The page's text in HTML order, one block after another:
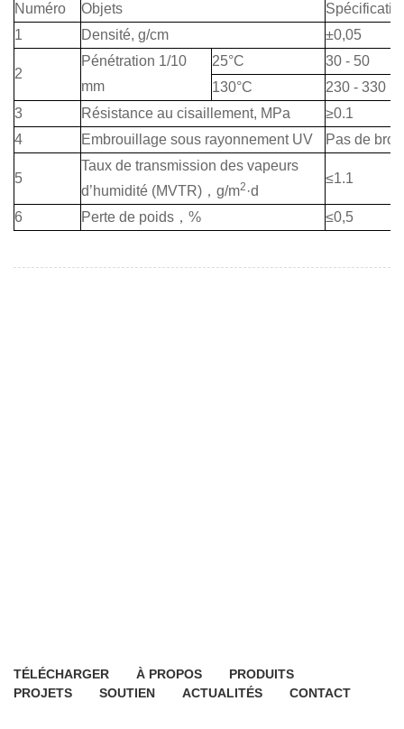
Numéro Objets
1
Densité, g/cm ±0,05
2
Pénétration 1/10
mm
25°C
30 - 50
130°C
230 - 330
3
Résistance au cisaillement, MPa
≥0.1
4
Embrouillage sous rayonnement UV Pas de
5
Taux de transmission des vapeurs
d’humidité (MVTR) ， g/m2 ·d
≤1.1
6 Perte de poids ， % ≤0,5
TÉLÉCHARGER À PROPOS
PRODUITS
PROJETS
SOUTIEN ACTUALITÉS CONTACT